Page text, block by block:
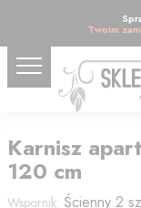
Twoim
Karnisz
120 cm
Wspornik: Ścienny 2